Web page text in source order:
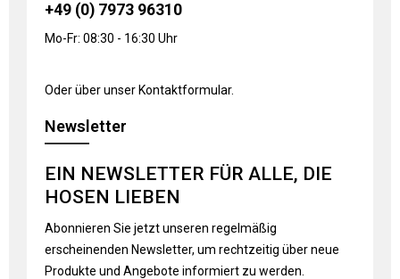
+49 (0) 7973 96310
Mo-Fr: 08:30 - 16:30 Uhr
Oder über unser Kontaktformular.
Newsletter
EIN NEWSLETTER FÜR ALLE, DIE
HOSEN LIEBEN
Abonnieren Sie jetzt unseren regelmäßig
erscheinenden Newsletter, um rechtzeitig über neue
Produkte und Angebote informiert zu werden.